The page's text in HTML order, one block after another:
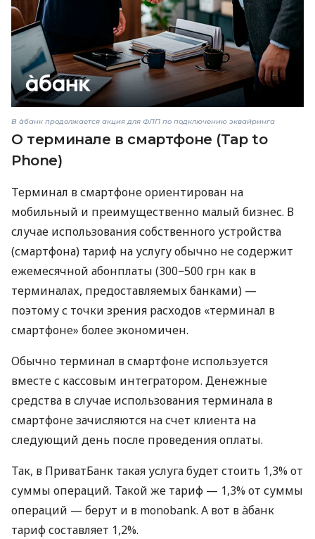
В àбанк продолжается акция для ФЛП по подключению эквайринга
О терминале в смартфоне (Tap to
Phone)
Терминал в смартфоне ориентирован на
мобильный и преимущественно малый бизнес. В
случае использования собственного устройства
(смартфона) тариф на услугу обычно не содержит
ежемесячной абонплаты (300−500 грн как в
терминалах, предоставляемых банками) —
поэтому с точки зрения расходов «терминал в
смартфоне» более экономичен.
Обычно терминал в смартфоне используется
вместе с кассовым интегратором. Денежные
средства в случае использования терминала в
смартфоне зачисляются на счет клиента на
следующий день после проведения оплаты.
Так, в ПриватБанк такая услуга будет стоить 1,3% от
суммы операций. Такой же тариф — 1,3% от суммы
операций — берут и в monobank. А вот в àбанк
тариф составляет 1,2%.